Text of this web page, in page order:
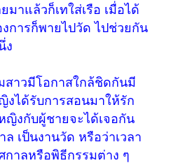
มาแล้วก็เทใส่เรือ เมื่อได้
การก็พายไปวัด ไปช่วยกัน
ง
าวมีโอกาสใกล้ชิดกันมี
งได้รับการสอนมาให้รัก
ญิงกับผู้ชายจะได้เจอกัน
เป็นงานวัด หรือว่าเวลา
าลหรือพิธีกรรมต่าง ๆ